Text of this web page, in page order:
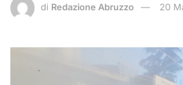
di Redazione Abruzzo 20